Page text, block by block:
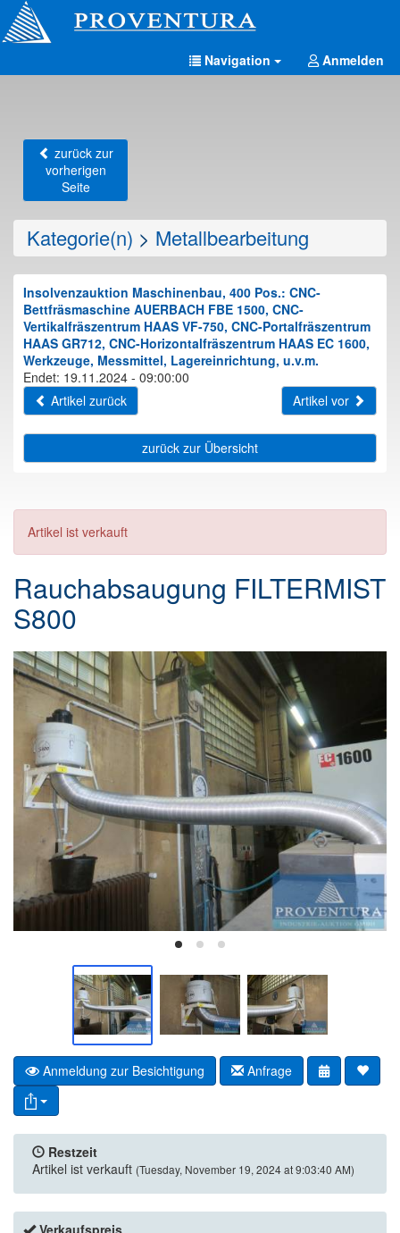
Navigation Anmelden
zurück zur
vorherigen
Seite
Kategorie(n) > Metallbearbeitung
Insolvenzauktion Maschinenbau, 400 Pos.: CNC-
Bettfräsmaschine AUERBACH FBE 1500, CNC-
Vertikalfräszentrum HAAS VF-750, CNC-Portalfräszentrum
HAAS GR712, CNC-Horizontalfräszentrum HAAS EC 1600,
Werkzeuge, Messmittel, Lagereinrichtung, u.v.m.
Endet: 19.11.2024 - 09:00:00
Artikel zurück
Artikel vor
zurück zur Übersicht
Artikel ist verkauft
Rauchabsaugung FILTERMIST
S800
Anmeldung zur Besichtigung Anfrage
Restzeit
Artikel ist verkauft (Tuesday, November 19, 2024 at 9:03:40 AM)
Verkaufspreis